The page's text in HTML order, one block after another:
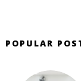
POPULAR